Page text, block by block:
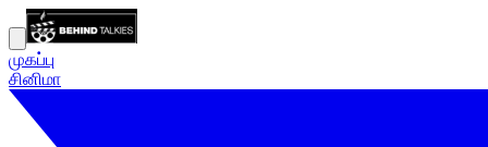
முகப்பு
சினிமா